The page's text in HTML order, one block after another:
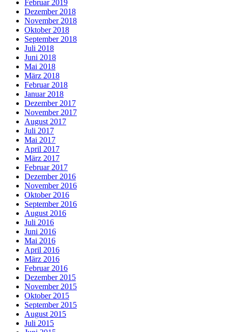
Februar 2019
Dezember 2018
November 2018
Oktober 2018
September 2018
Juli 2018
Juni 2018
Mai 2018
März 2018
Februar 2018
Januar 2018
Dezember 2017
November 2017
August 2017
Juli 2017
Mai 2017
April 2017
März 2017
Februar 2017
Dezember 2016
November 2016
Oktober 2016
September 2016
August 2016
Juli 2016
Juni 2016
Mai 2016
April 2016
März 2016
Februar 2016
Dezember 2015
November 2015
Oktober 2015
September 2015
August 2015
Juli 2015